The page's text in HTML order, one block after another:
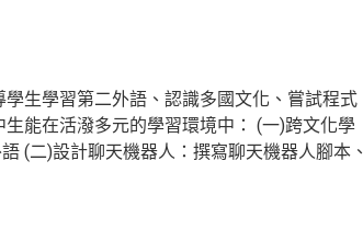
生學習第二外語、認識多國文化、嘗試程式
能在活潑多元的學習環境中： (一)跨文化學
(二)設計聊天機器人：撰寫聊天機器人腳本、